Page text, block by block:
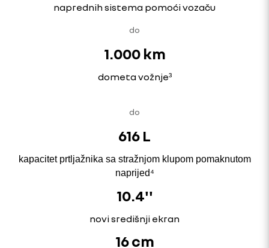
naprednih sistema pomoći vozaču
do
1.000 km
dometa vožnje³
do
616 L
kapacitet prtljažnika sa stražnjom klupom pomaknutom
naprijed⁴
10.4''
novi središnji ekran
16 cm